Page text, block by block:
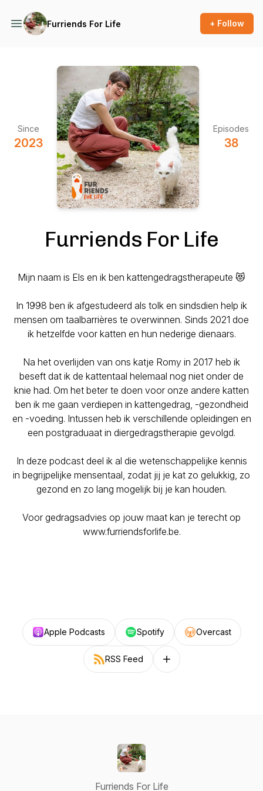
Furriends For Life + Follow
Since
2023
Episodes
38
Furriends For Life
Mijn naam is Els en ik ben kattengedragstherapeute 😻
In 1998 ben ik afgestudeerd als tolk en sindsdien help ik
mensen om taalbarrières te overwinnen. Sinds 2021 doe
ik hetzelfde voor katten en hun nederige dienaars.
Na het overlijden van ons katje Romy in 2017 heb ik
beseft dat ik de kattentaal helemaal nog niet onder de
knie had. Om het beter te doen voor onze andere katten
ben ik me gaan verdiepen in kattengedrag, -gezondheid
en -voeding. Intussen heb ik verschillende opleidingen en
een postgraduaat in diergedragstherapie gevolgd.
In deze podcast deel ik al die wetenschappelijke kennis
in begrijpelijke mensentaal, zodat jij je kat zo gelukkig, zo
gezond en zo lang mogelijk bij je kan houden.
Voor gedragsadvies op jouw maat kan je terecht op
www.furriendsforlife.be.
Apple Podcasts Spotify Overcast
RSS Feed Follow on other platforms
Furriends For Life